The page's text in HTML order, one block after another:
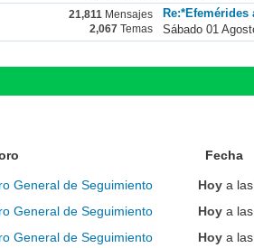
21,811 Mensajes
2,067
Temas
Sábado 01
Fecha
General de Seguimiento Hoy a
General de Seguimiento Hoy a
General de Seguimiento Hoy a